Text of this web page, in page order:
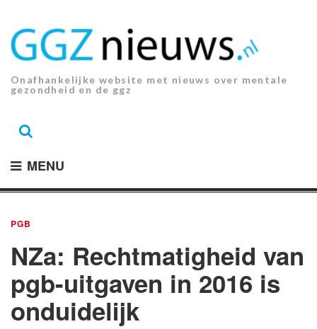
inhoud.
Onafhankelijke website met nieuws over mentale
gezondheid en de ggz
MENU
PGB
NZa: Rechtmatigheid van
pgb-uitgaven in 2016 is
onduidelijk